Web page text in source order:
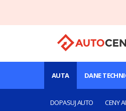
AUTA
DOPASUJ AUTO CENY
DANE